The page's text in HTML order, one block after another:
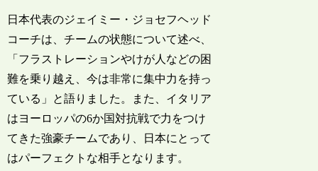
日本代表のジェイミー・ジョセフヘッド
コーチは、チームの状態について述べ、
「フラストレーションやけが人などの困
難を乗り越え、今は非常に集中力を持っ
ている」と語りました。また、イタリア
はヨーロッパの6か国対抗戦で力をつけ
てきた強豪チームであり、日本にとって
はパーフェクトな相手となります。